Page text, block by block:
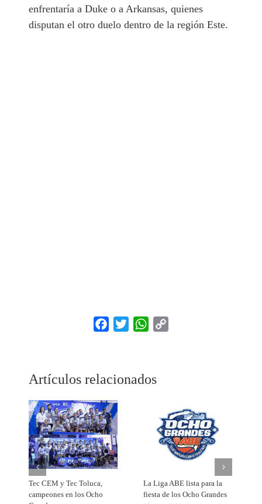
enfrentaría a Duke o a Arkansas, quienes
disputan el otro duelo dentro de la región Este.
Facebook
Twitter WhatsApp
Artículos relacionados
Tec CEM y Tec Toluca,
campeones en los Ocho
La Liga ABE lista para la
fiesta de los Ocho Grandes